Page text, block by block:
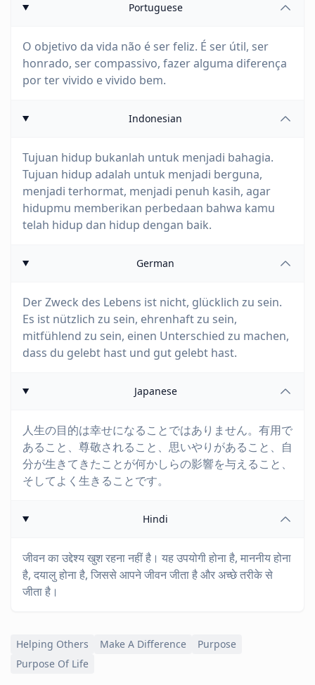
Portuguese
O objetivo da vida não é ser feliz. É ser útil, ser
honrado, ser compassivo, fazer alguma diferença
por ter vivido e vivido bem.
Indonesian
Tujuan hidup bukanlah untuk menjadi bahagia.
Tujuan hidup adalah untuk menjadi berguna,
menjadi terhormat, menjadi penuh kasih, agar
hidupmu memberikan perbedaan bahwa kamu
telah hidup dan hidup dengan baik.
German
Der Zweck des Lebens ist nicht, glücklich zu sein.
Es ist nützlich zu sein, ehrenhaft zu sein,
mitfühlend zu sein, einen Unterschied zu machen,
dass du gelebt hast und gut gelebt hast.
Japanese
人生の目的は幸せになることではありません。有用で
あること、尊敬されること、思いやりがあること、自
分が生きてきたことが何かしらの影響を与えること、
そしてよく生きることです。
Hindi
जीवन का उद्देश्य खुश रहना नहीं है। यह उपयोगी होना है, माननीय होना
है, दयालु होना है, जिससे आपने जीवन जीता है और अच्छे तरीके से
जीता है।
Helping Others Make A Difference
Purpose
Purpose Of Life